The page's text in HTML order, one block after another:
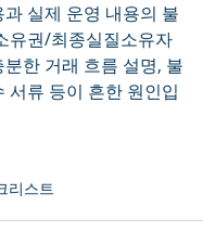
실제 운영 내용의 불
유권/최종실질소유자
한 거래 흐름 설명, 불
서류 등이 흔한 원인입
리스트